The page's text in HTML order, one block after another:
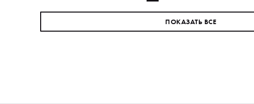
ПОКАЗАТЬ ВСЕ